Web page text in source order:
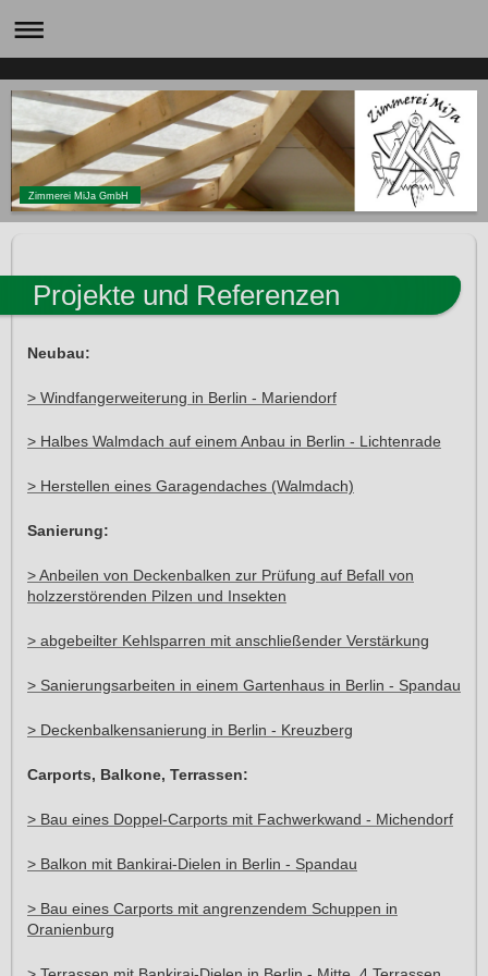
Zimmerei MiJa GmbH
Projekte und Referenzen
Neubau:
> Windfangerweiterung in Berlin - Mariendorf
> Halbes Walmdach auf einem Anbau in Berlin - Lichtenrade
> Herstellen eines Garagendaches (Walmdach)
Sanierung:
> Anbeilen von Deckenbalken zur Prüfung auf Befall von
holzzerstörenden Pilzen und Insekten
> abgebeilter Kehlsparren mit anschließender Verstärkung
> Sanierungsarbeiten in einem Gartenhaus in Berlin - Spandau
> Deckenbalkensanierung in Berlin - Kreuzberg
Carports, Balkone, Terrassen:
> Bau eines Doppel-Carports mit Fachwerkwand - Michendorf
> Balkon mit Bankirai-Dielen in Berlin - Spandau
> Bau eines Carports mit angrenzendem Schuppen in
Oranienburg